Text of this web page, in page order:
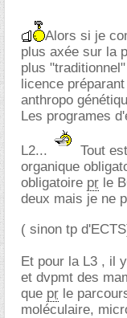
Alors si je
plus axée sur la
plus
licence
anthropo
Les programes
L2...
Tout
organique
obligatoire pr le
deux mais je ne
( sinon tp
Et pour la L3 , il
et dvpmt des
que pr le
moléculaire,